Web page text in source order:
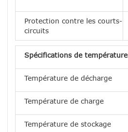
Protection contre les courts-
circuits
Spécifications de température
Température de décharge
Température de charge
Température de stockage